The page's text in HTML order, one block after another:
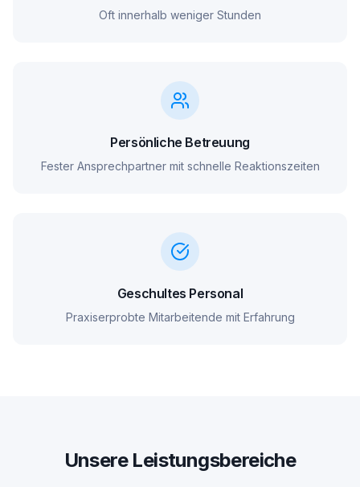
Oft innerhalb weniger Stunden
Persönliche Betreuung
Fester Ansprechpartner mit schnelle Reaktionszeiten
Geschultes Personal
Praxiserprobte Mitarbeitende mit Erfahrung
Unsere Leistungsbereiche